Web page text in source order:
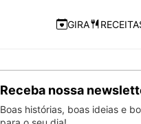
Navegação
GIRA
Receba nossa
Boas histórias, boas ideias e